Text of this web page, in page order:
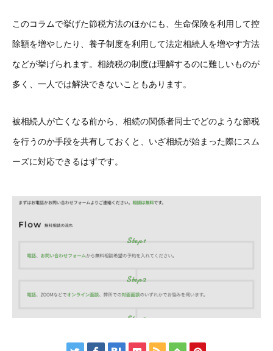
このコラムで挙げた節税方法のほかにも、生命保険を利用して控
除額を増やしたり、養子制度を利用して法定相続人を増やす方法
などが挙げられます。相続税の制度は理解するのに難しいものが
多く、一人では解決できないこともあります。
被相続人が亡くなる前から、相続の関係者同士でどのような節税
を行うのか手段を共有しておくと、いざ相続が始まった際にスム
ーズに対応できるはずです。